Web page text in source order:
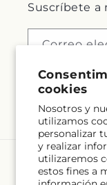
cookies
Nosotros y
utilizamos
personalizar
y realizar
utilizaremos
estos fines a
Suscríbete a
Correo